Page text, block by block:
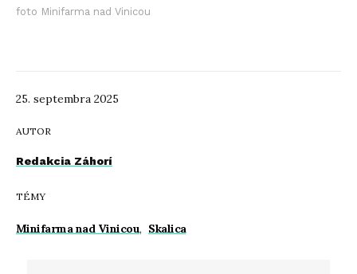
25. septembra 2025
AUTOR
Redakcia Záhorí
TÉMY
Minifarma nad Vinicou, Skalica
foto Minifarma nad Vinicou